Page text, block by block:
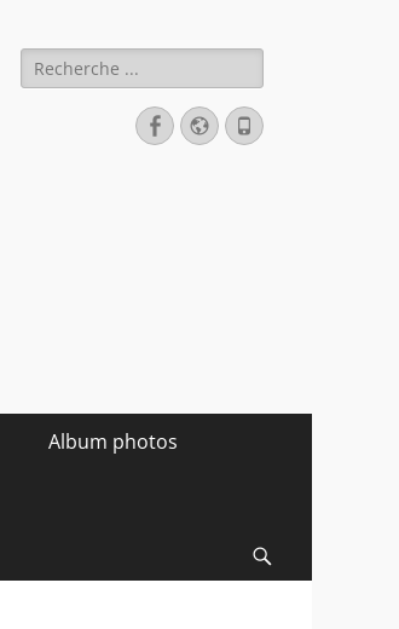
Rechercher :
Facebook
Site
web
Tél
Album photos